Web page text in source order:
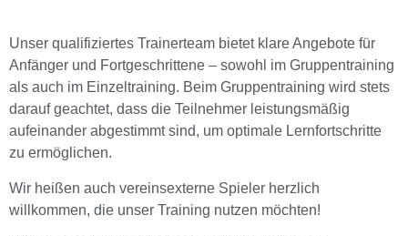
Unser qualifiziertes Trainerteam bietet klare Angebote für
Anfänger und Fortgeschrittene – sowohl im Gruppentraining
als auch im Einzeltraining. Beim Gruppentraining wird stets
darauf geachtet, dass die Teilnehmer leistungsmäßig
aufeinander abgestimmt sind, um optimale Lernfortschritte
zu ermöglichen.
Wir heißen auch vereinsexterne Spieler herzlich
willkommen, die unser Training nutzen möchten!